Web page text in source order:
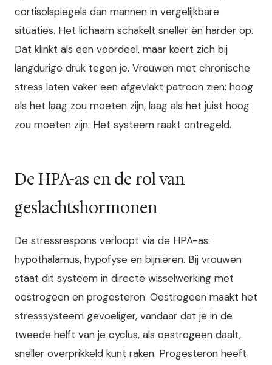
cortisolspiegels dan mannen in vergelijkbare
situaties. Het lichaam schakelt sneller én harder op.
Dat klinkt als een voordeel, maar keert zich bij
langdurige druk tegen je. Vrouwen met chronische
stress laten vaker een afgevlakt patroon zien: hoog
als het laag zou moeten zijn, laag als het juist hoog
zou moeten zijn. Het systeem raakt ontregeld.
De HPA-as en de rol van
geslachtshormonen
De stressrespons verloopt via de HPA-as:
hypothalamus, hypofyse en bijnieren. Bij vrouwen
staat dit systeem in directe wisselwerking met
oestrogeen en progesteron. Oestrogeen maakt het
stresssysteem gevoeliger, vandaar dat je in de
tweede helft van je cyclus, als oestrogeen daalt,
sneller overprikkeld kunt raken. Progesteron heeft